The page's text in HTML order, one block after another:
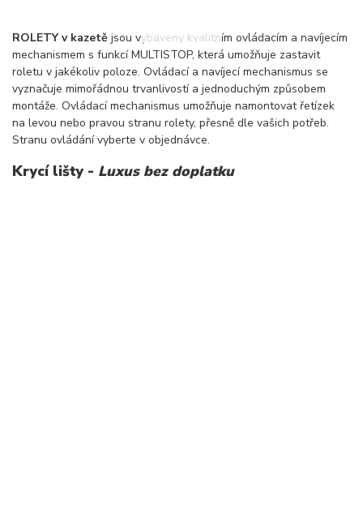
ROLETY v kazetě jsou vybaveny kvalitním ovládacím a navíjecím
mechanismem s funkcí MULTISTOP, která umožňuje zastavit
roletu v jakékoliv poloze. Ovládací a navíjecí mechanismus se
vyznačuje mimořádnou trvanlivostí a jednoduchým způsobem
montáže. Ovládací mechanismus umožňuje namontovat řetízek
na levou nebo pravou stranu rolety, přesně dle vašich potřeb.
Stranu ovládání vyberte v objednávce.
Krycí lišty - Luxus bez doplatku